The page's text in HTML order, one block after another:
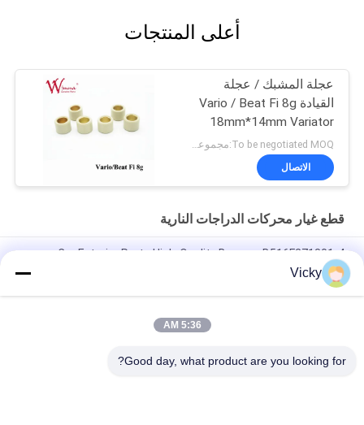
أعلى المنتجات
عجلة المشبك / عجلة
القيادة Vario / Beat Fi 8g
18mm*14mm Variator
المطاط والسبائك
To be negotiated MOQ:مجموعات 500
الاتصال
قطع غيار محركات الدراجات النارية
Car Exterior Parts High-Quality Bumper B516F271301-4
CHANAN OSHAN​ Z6 Starry White
محرك بداية هوندا EX5 قطع غيار محرك دراجة نارية رخيصة بالجملة مع
Vicky
5:36 AM
Good day, what product are you looking for?